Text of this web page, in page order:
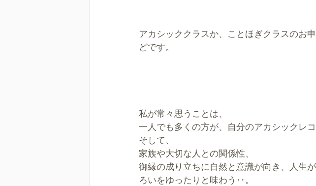
アカシッククラスか、ことほぎクラスのお
どです。
私が常々思うことは、
一人でも多くの方が、自分のアカシックレ
そして、
家族や大切な人との関係性、
御縁の成り立ちに自然と意識が向き、人生
ろいをゆったりと味わう‥。